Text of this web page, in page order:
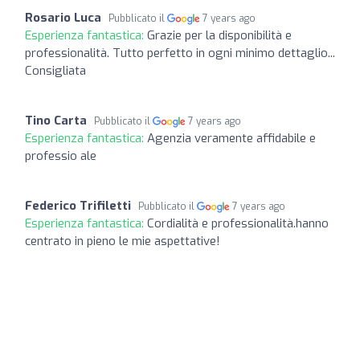
Rosario Luca Pubblicato il 7 years ago
Esperienza fantastica: Grazie per la disponibilità e
professionalità. Tutto perfetto in ogni minimo dettaglio...
Consigliata
Tino Carta Pubblicato il 7 years ago
Esperienza fantastica: Agenzia veramente affidabile e
professio ale
Federico Trifiletti Pubblicato il 7 years ago
Esperienza fantastica: Cordialità e professionalità.hanno
centrato in pieno le mie aspettative!